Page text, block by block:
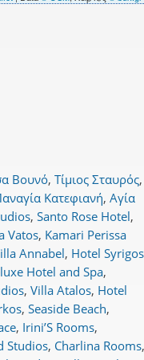
Βουνό, Τίμιος Σταυρός,
Κατεφιανή, Αγία
, Santo Rose Hotel,
Vatos, Kamari Perissa
Annabel, Hotel Syrigos
Hotel and Spa,
, Villa Atalos, Hotel
, Seaside Beach,
, Irini’S Rooms,
Studios, Charlina Rooms,